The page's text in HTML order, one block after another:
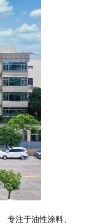
专注于油性涂料、